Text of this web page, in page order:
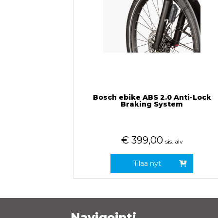
Bosch ebike ABS 2.0 Anti-Lock
Braking System
€ 399,00 sis. alv
Tilaa nyt